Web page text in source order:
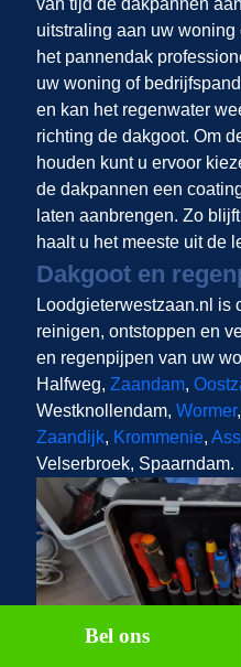
van tijd de dakpannen
uitstraling aan uw
het pannendak
uw woning of
en kan het regenwater
richting de dakgoot. Om
houden kunt u ervoor
de dakpannen een
laten aanbrengen. Zo
haalt u het meeste uit de
Dakgoot en
Loodgieterwestzaan.nl is
reinigen, ontstoppen en
en regenpijpen van uw
Halfweg, Zaandam,
Westknollendam, Wormer,
Zaandijk, Krommenie,
Velserbroek, Spaarndam.
Bel ons